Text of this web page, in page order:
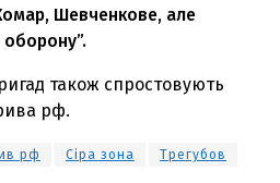
Шевченкове, але
також спростовують
рф.
рф Сіра зона Трегубов